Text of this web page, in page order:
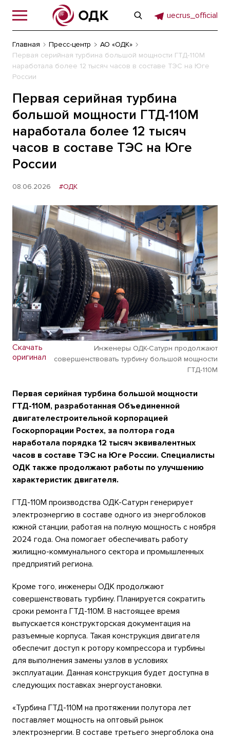
uecrus_official
Главная Пресс-центр
АО «ОДК»
Первая серийная турбина большой мощности ГТД-110М
наработала более 12 тысяч часов в составе ТЭС на Юге
России
Первая серийная турбина
большой мощности ГТД-110М
наработала более 12 тысяч
часов в составе ТЭС на Юге
России
08.06.2026 #ОДК
Скачать
оригинал
Инженеры ОДК-Сатурн продолжают
совершенствовать турбину большой мощности
ГТД-110М
Первая серийная турбина большой мощности
ГТД-110М, разработанная Объединенной
двигателестроительной корпорацией
Госкорпорации Ростех, за полтора года
наработала порядка 12 тысяч эквивалентных
часов в составе ТЭС на Юге России. Специалисты
ОДК также продолжают работы по улучшению
характеристик двигателя.
ГТД-110М производства ОДК-Сатурн генерирует
электроэнергию в составе одного из энергоблоков
южной станции, работая на полную мощность с ноября
2024 года. Она помогает обеспечивать работу
жилищно-коммунального сектора и промышленных
предприятий региона.
Кроме того, инженеры ОДК продолжают
совершенствовать турбину. Планируется сократить
сроки ремонта ГТД-110М. В настоящее время
выпускается конструкторская документация на
разъемные корпуса. Такая конструкция двигателя
обеспечит доступ к ротору компрессора и турбины
для выполнения замены узлов в условиях
эксплуатации. Данная конструкция будет доступна в
следующих поставках энергоустановки.
«Турбина ГТД-110М на протяжении полутора лет
поставляет мощность на оптовый рынок
электроэнергии. В составе третьего энергоблока она